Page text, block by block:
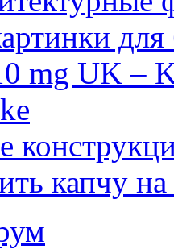
mg UK –
капчу